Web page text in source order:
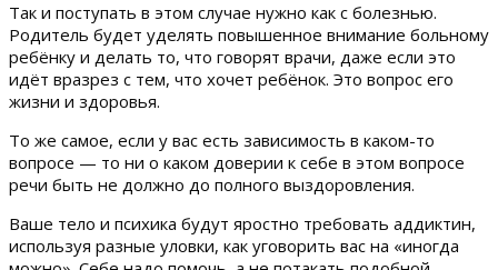
Так и поступать в этом случае нужно как с болезнью.
Родитель будет уделять повышенное внимание больному
ребёнку и делать то, что говорят врачи, даже если это
идёт вразрез с тем, что хочет ребёнок. Это вопрос его
жизни и здоровья.
То же самое, если у вас есть зависимость в каком-то
вопросе — то ни о каком доверии к себе в этом вопросе
речи быть не должно до полного выздоровления.
Ваше тело и психика будут яростно требовать аддиктин,
используя разные уловки, как уговорить вас на «иногда